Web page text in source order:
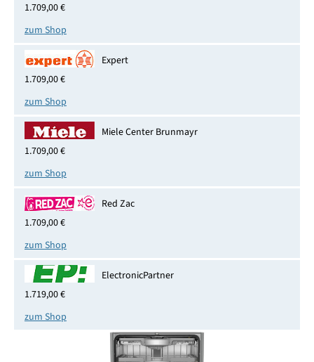
1.709,00 €
zum Shop
Expert
1.709,00 €
zum Shop
Miele Center Brunmayr
1.709,00 €
zum Shop
Red Zac
1.709,00 €
zum Shop
ElectronicPartner
1.719,00 €
zum Shop